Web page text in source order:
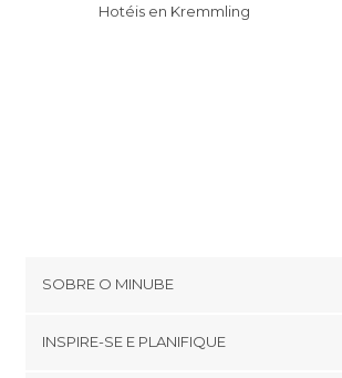
Hotéis en Kremmling
SOBRE O MINUBE
INSPIRE-SE E PLANIFIQUE